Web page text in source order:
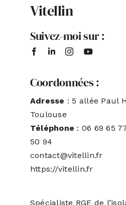
Vitellin
Suivez-moi sur :
Coordonnées :
Adresse : 5 allée Paul
Toulouse
Téléphone : 06 69 65
50 94
contact@vitellin.fr
https://vitellin.fr
Spécialiste RGE de
S’ABONNER